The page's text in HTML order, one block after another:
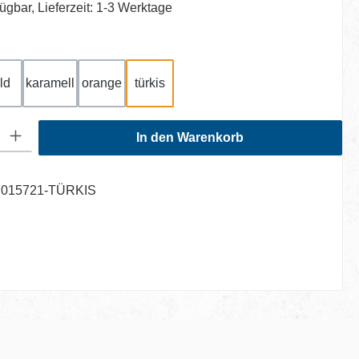
Lieferzeit: 1-3 Werktage
karamell orange türkis
Gib den gewünschten Wert ein oder benutze die Schaltflächen um
In den Warenkorb
TÜRKIS